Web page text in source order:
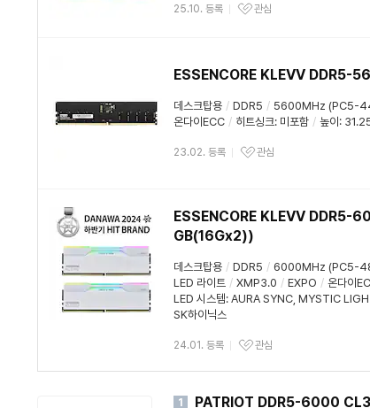
25.10. 등록 관심
ESSENCORE KLEVV DDR5-
데스크탑용 / DDR5 / 5600MHz (PC5-
온다이ECC / 히트싱크: 미포함 / 높이:
23.02. 등록 관심
ESSENCORE KLEVV DDR5-
GB(16Gx2))
데스크탑용 / DDR5 / 6000MHz (PC5-
LED 라이트 / XMP3.0 / EXPO / 온다이
LED 시스템: AURA SYNC MYSTIC
SK하이닉스
24.01. 등록 관심
1
PATRIOT DDR5-6000